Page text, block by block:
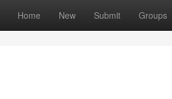
Home New Submit Groups